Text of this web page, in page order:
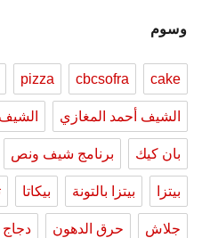
وسوم
cake
cbcsofra
pizza
الشيف أحمد المغازي
بان كيك برنامج شيف ونص
بيتزا بيتزا بالتونة بيكاتا
جلاش حرق الدهون